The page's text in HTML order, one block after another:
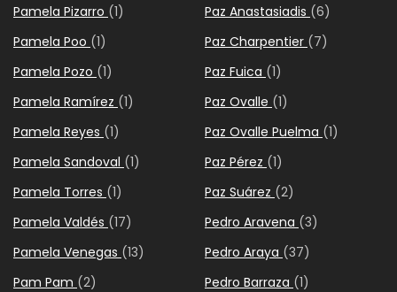
Pamela Pizarro (1)
Pamela Poo (1)
Pamela Pozo (1)
Pamela Ramírez (1)
Pamela Reyes (1)
Pamela Sandoval (1)
Pamela Torres (1)
Pamela Valdés (17)
Pamela Venegas (13)
Pam Pam (2)
Paz Anastasiadis (6)
Paz Charpentier (7)
Paz Fuica (1)
Paz Ovalle (1)
Paz Ovalle Puelma (1)
Paz Pérez (1)
Paz Suárez (2)
Pedro Aravena (3)
Pedro Araya (37)
Pedro Barraza (1)